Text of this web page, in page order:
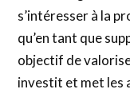
s’intéresser à la
qu’en tant que
objectif de
investit et met les